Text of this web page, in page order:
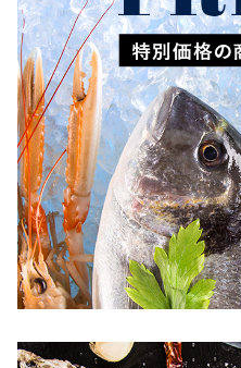
の
ソ
フ
ト
干
物
西
京
漬
5
切
れ
セ
ッ
個